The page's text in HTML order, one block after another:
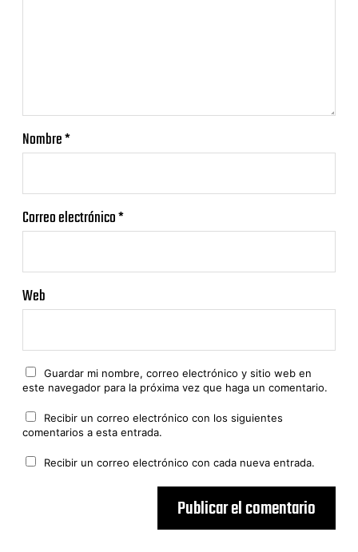
Nombre*
Correo electrónico*
Web
Guardar mi nombre, correo electrónico y sitio web en
este navegador para la próxima vez que haga un comentario.
Recibir un correo electrónico con los siguientes
comentarios a esta entrada.
Recibir un correo electrónico con cada nueva entrada.